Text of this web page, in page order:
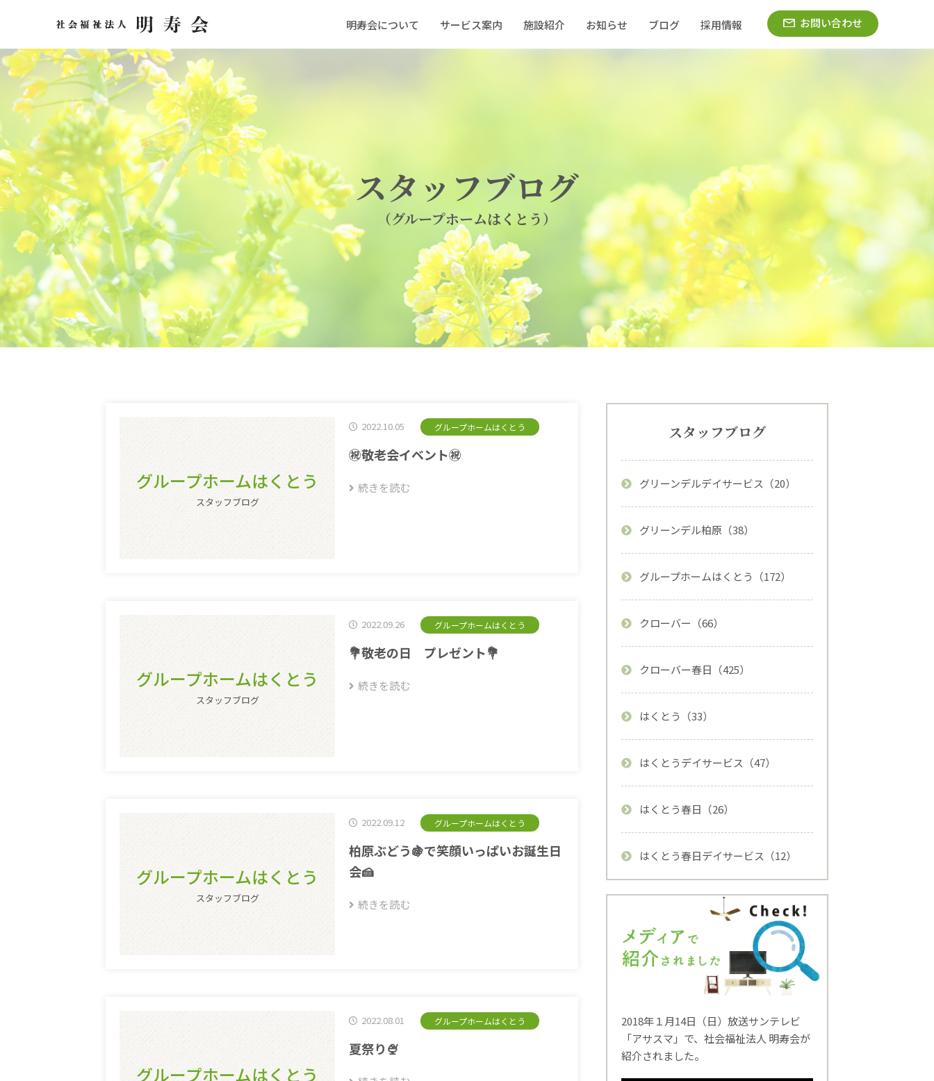
明寿会について サービス案内 施設紹介 お知らせ ブログ 採用情報 お問い合わせ
スタッフブログ
（グループホームはくとう）
グループホームはくとう
スタッフブログ
2022.10.05 グループホームはくとう
㊗敬老会イベント㊗
続きを読む
グループホームはくとう
スタッフブログ
2022.09.26 グループホームはくとう
💐敬老の日 プレゼント💐
続きを読む
グループホームはくとう
スタッフブログ
2022.09.12 グループホームはくとう
柏原ぶどう🍇で笑顔いっぱいお誕生日
会🍰
続きを読む
グループホームはくとう
2022.08.01 グループホームはくとう
夏祭り🍨
スタッフブログ
グリーンデルデイサービス（20）
グリーンデル柏原（38）
グループホームはくとう（172）
クローバー（66）
クローバー春日（425）
はくとう（33）
はくとうデイサービス（47）
はくとう春日（26）
はくとう春日デイサービス（12）
2018年１月14日（日）放送サンテレビ
「アサスマ」で、社会福祉法人 明寿会が
紹介されました。